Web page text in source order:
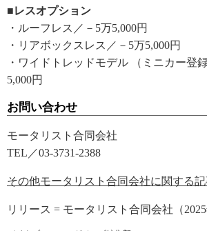
■レスオプション
・ルーフレス／－5万5,000円
・リアボックスレス／－5万5,000円
・ワイドトレッドモデル （ミニカー登
5,000円
お問い合わせ
モータリスト合同会社
TEL／03-3731-2388
その他モータリスト合同会社に関する
リリース = モータリスト合同会社（2025